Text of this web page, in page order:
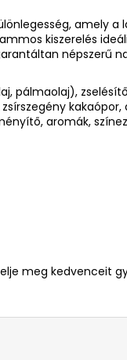
amely a
kiszerelés
népszerű
pálmaolaj),
zsírszegény kakaópor,
aromák,
meg kedvenceit